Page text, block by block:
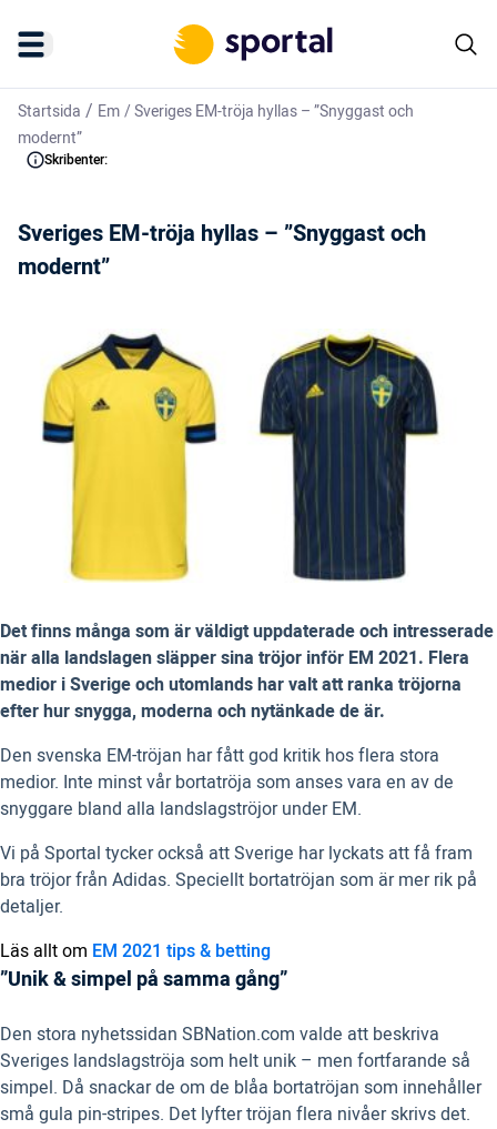
Startsida / Em/Sveriges EM-tröja hyllas – ”Snyggast och
modernt”
Skribenter:
Sveriges EM-tröja hyllas – ”Snyggast och
modernt”
Det finns många som är väldigt uppdaterade och intresserade
när alla landslagen släpper sina tröjor inför EM 2021. Flera
medior i Sverige och utomlands har valt att ranka tröjorna
efter hur snygga, moderna och nytänkade de är.
Den svenska EM-tröjan har fått god kritik hos flera stora
medior. Inte minst vår bortatröja som anses vara en av de
snyggare bland alla landslagströjor under EM.
Vi på Sportal tycker också att Sverige har lyckats att få fram
bra tröjor från Adidas. Speciellt bortatröjan som är mer rik på
detaljer.
Läs allt om EM 2021 tips & betting
”Unik & simpel på samma gång”
Den stora nyhetssidan SBNation.com valde att beskriva
Sveriges landslagströja som helt unik – men fortfarande så
simpel. Då snackar de om de blåa bortatröjan som innehåller
små gula pin-stripes. Det lyfter tröjan flera nivåer skrivs det.